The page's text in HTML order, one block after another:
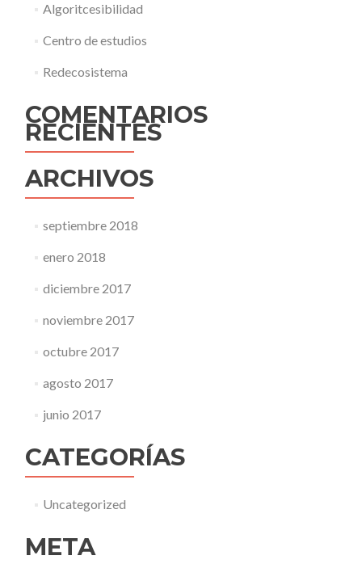
Algoritcesibilidad
Centro de estudios
Redecosistema
COMENTARIOS
RECIENTES
ARCHIVOS
septiembre 2018
enero 2018
diciembre 2017
noviembre 2017
octubre 2017
agosto 2017
junio 2017
CATEGORÍAS
Uncategorized
META